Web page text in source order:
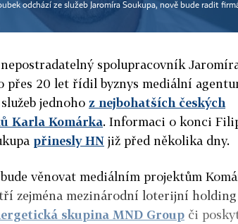
odchází ze služeb Jaromíra Soukupa, nově bude radit
spolupracovník
přes 20 let řídil byznys mediální
jednoho z nejbohatších českých
Karla Komárka. Informaci o konci
přinesly HN již před několika dny.
věnovat mediálním projektům
zejména mezinárodní loterijní
skupina MND Group či